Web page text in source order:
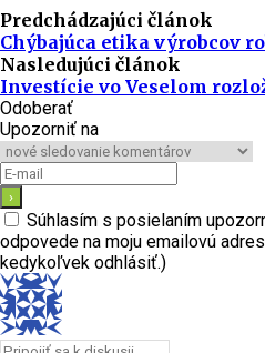
Predchádzajúci článok
Chýbajúca etika výrobcov
Nasledujúci článok
Investície vo Veselom
Odoberať
Upozorniť na
Súhlasím s posielaním
odpovede na moju emailovú
kedykoľvek odhlásiť.)